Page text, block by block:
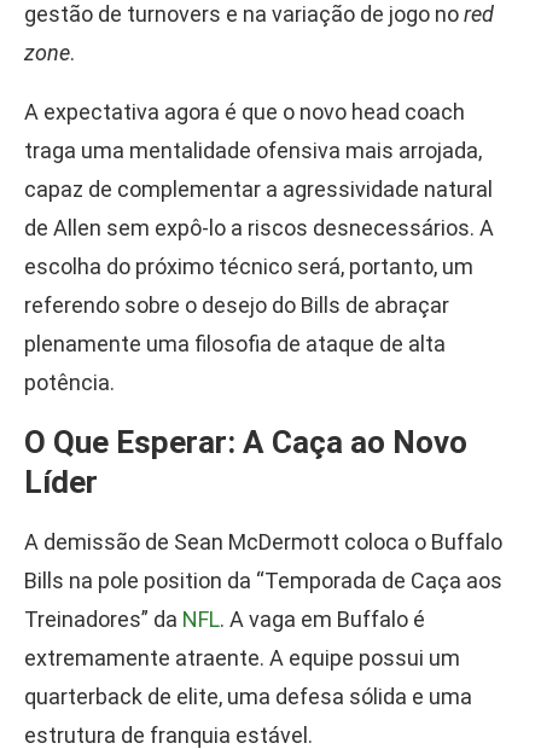
gestão de turnovers e na variação de jogo nored
zone.
A expectativa agora é que o novo head coach
traga uma mentalidade ofensiva mais arrojada,
capaz de complementar a agressividade natural
de Allen sem expô-lo a riscos desnecessários. A
escolha do próximo técnico será, portanto, um
referendo sobre o desejo do Bills de abraçar
plenamente uma filosofia de ataque de alta
potência.
O Que Esperar: A Caça ao Novo
Líder
A demissão de Sean McDermott coloca o Buffalo
Bills na pole position da “Temporada de Caça aos
Treinadores” da NFL. A vaga em Buffalo é
extremamente atraente. A equipe possui um
quarterback de elite, uma defesa sólida e uma
estrutura de franquia estável.